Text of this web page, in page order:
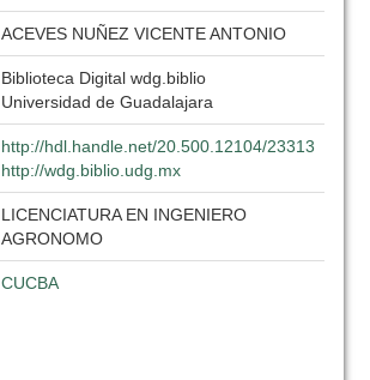
ACEVES NUÑEZ VICENTE ANTONIO
Biblioteca Digital wdg.biblio
Universidad de Guadalajara
http://hdl.handle.net/20.500.12104/23313
http://wdg.biblio.udg.mx
LICENCIATURA EN INGENIERO
AGRONOMO
CUCBA